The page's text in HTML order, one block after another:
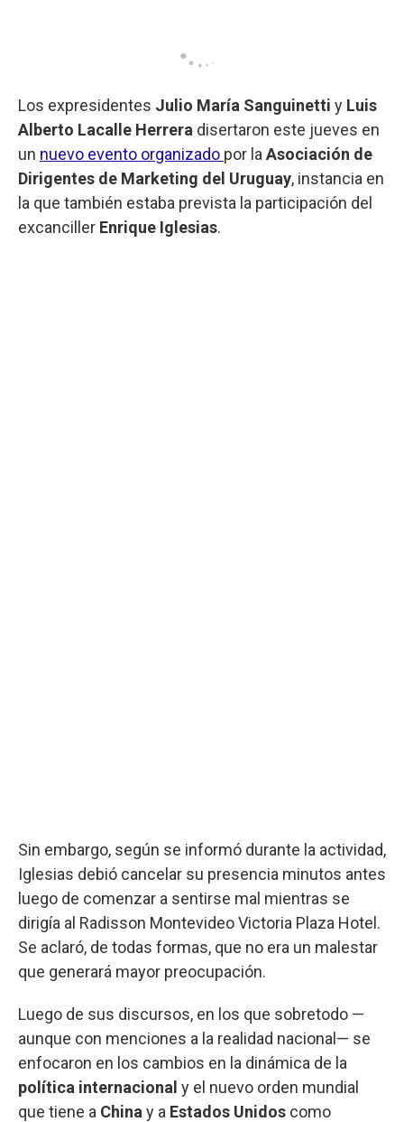
Los expresidentes Julio María Sanguinetti y Luis
Alberto Lacalle Herrera disertaron este jueves en
un nuevo evento organizado por la Asociación de
Dirigentes de Marketing del Uruguay, instancia en
la que también estaba prevista la participación del
excanciller Enrique Iglesias.
Sin embargo, según se informó durante la actividad,
Iglesias debió cancelar su presencia minutos antes
luego de comenzar a sentirse mal mientras se
dirigía al Radisson Montevideo Victoria Plaza Hotel.
Se aclaró, de todas formas, que no era un malestar
que generará mayor preocupación.
Luego de sus discursos, en los que sobretodo —
aunque con menciones a la realidad nacional— se
enfocaron en los cambios en la dinámica de la
política internacional y el nuevo orden mundial
que tiene a China y a Estados Unidos como